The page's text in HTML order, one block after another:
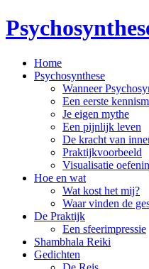
Home
Psychosynthese
Wanneer
Een eerste
Je eigen mythe
Een pijnlijk leven
De kracht van
Praktijkvoorbeeld
Visualisatie
Hoe en wat
Wat kost het mij?
Waar vinden de
De Praktijk
Een sfeerimpressie
Shambhala Reiki
Gedichten